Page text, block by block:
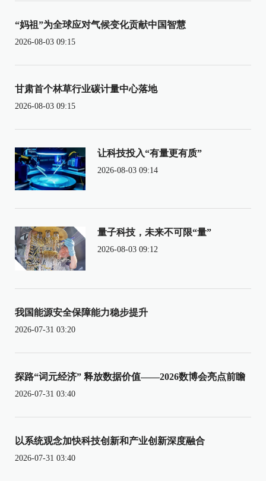
“妈祖”为全球应对气候变化贡献中国智慧
2026-08-03 09:15
甘肃首个林草行业碳计量中心落地
2026-08-03 09:15
让科技投入“有量更有质”
2026-08-03 09:14
量子科技，未来不可限“量”
2026-08-03 09:12
我国能源安全保障能力稳步提升
2026-07-31 03:20
探路“词元经济” 释放数据价值——2026数博会亮点前瞻
2026-07-31 03:40
以系统观念加快科技创新和产业创新深度融合
2026-07-31 03:40